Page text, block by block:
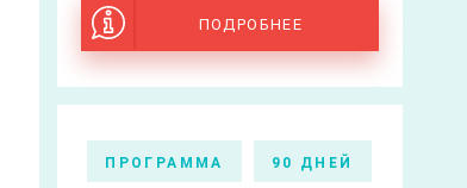
ПОДРОБНЕЕ
ПРОГРАММА 90 ДНЕЙ